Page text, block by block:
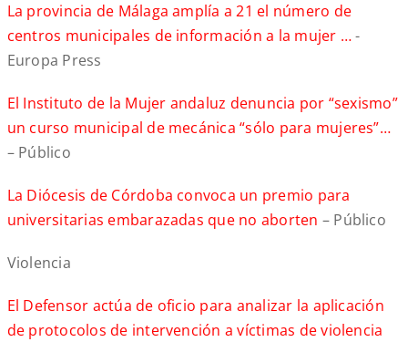
La provincia de Málaga amplía a 21 el número de
centros municipales de información a la mujer …-
Europa Press
El Instituto de la Mujer andaluz denuncia por “sexismo”
un curso municipal de mecánica “sólo para mujeres”…
– Público
La Diócesis de Córdoba convoca un premio para
universitarias embarazadas que no aborten – Público
Violencia
El Defensor actúa de oficio para analizar la aplicación
de protocolos de intervención a víctimas de violencia